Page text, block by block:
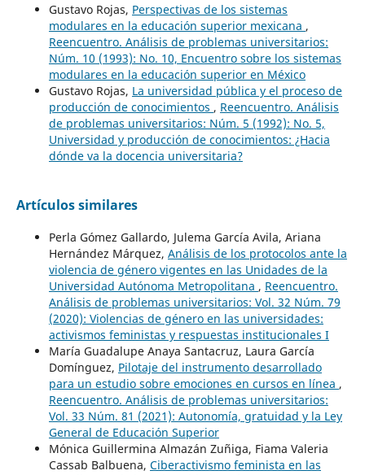
Gustavo Rojas, Perspectivas de los sistemas
modulares en la educación superior mexicana ,
Reencuentro. Análisis de problemas universitarios:
Núm. 10 (1993): No. 10, Encuentro sobre los sistemas
modulares en la educación superior en México
Gustavo Rojas, La universidad pública y el proceso de
producción de conocimientos , Reencuentro. Análisis
de problemas universitarios: Núm. 5 (1992): No. 5,
Universidad y producción de conocimientos: ¿Hacia
dónde va la docencia universitaria?
Artículos similares
Perla Gómez Gallardo, Julema García Avila, Ariana
Hernández Márquez, Análisis de los protocolos ante la
violencia de género vigentes en las Unidades de la
Universidad Autónoma Metropolitana , Reencuentro.
Análisis de problemas universitarios: Vol. 32 Núm. 79
(2020): Violencias de género en las universidades:
activismos feministas y respuestas institucionales I
María Guadalupe Anaya Santacruz, Laura García
Domínguez, Pilotaje del instrumento desarrollado
para un estudio sobre emociones en cursos en línea ,
Reencuentro. Análisis de problemas universitarios:
Vol. 33 Núm. 81 (2021): Autonomía, gratuidad y la Ley
General de Educación Superior
Mónica Guillermina Almazán Zuñiga, Fiama Valeria
Cassab Balbuena, Ciberactivismo feminista en las